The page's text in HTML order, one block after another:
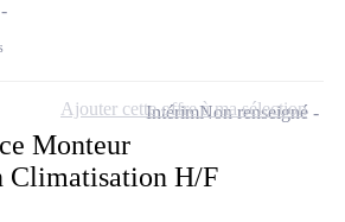
Monteur
Climatisation H/F
IntérimNon renseigné
Ajouter cette offre à ma sélection